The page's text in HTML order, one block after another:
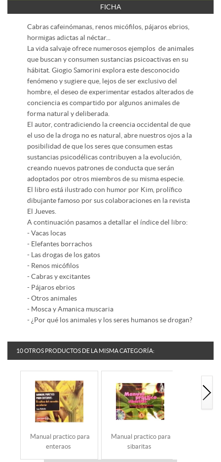
FICHA
Cabras cafeinómanas, renos micófilos, pájaros ebrios,
hormigas adictas al néctar...
La vida salvaje ofrece numerosos ejemplos de animales
que buscan y consumen sustancias psicoactivas en su
hábitat. Giogio Samorini explora este desconocido
fenómeno y sugiere que, lejos de ser exclusivo del
hombre, el deseo de experimentar estados alterados de
conciencia es compartido por algunos animales de
forma natural y deliberada.
El autor, contradiciendo la creencia occidental de que
el uso de la droga no es natural, abre nuestros ojos a la
posibilidad de que los seres que consumen estas
sustancias psicodélicas contribuyen a la evolución,
creando nuevos patrones de conducta que serán
adoptados por otros miembros de su misma especie.
El libro está ilustrado con humor por Kim, prolífico
dibujante famoso por sus colaboraciones en la revista
El Jueves.
A continuación pasamos a detallar el índice del libro:
- Vacas locas
- Elefantes borrachos
- Las drogas de los gatos
- Renos micófilos
- Cabras y excitantes
- Pájaros ebrios
- Otros animales
- Mosca y Amanica muscaria
- ¿Por qué los animales y los seres humanos se drogan?
10 OTROS PRODUCTOS DE LA MISMA CATEGORÍA:
Manual practico para
enteraos
Manual practico para
sibaritas